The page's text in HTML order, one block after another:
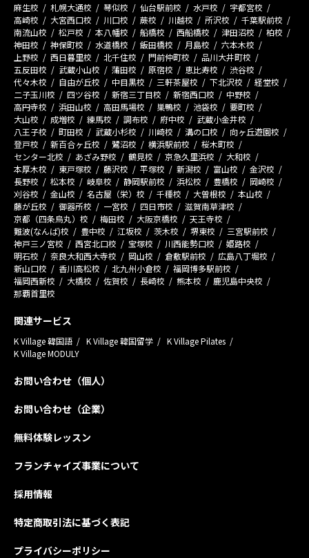
麻生校 札幌大通校 琴似校 仙台駅前校 水戸校
宇都宮校
高崎校
大宮西口校 川口校 蕨校 川越校 所沢校
千葉駅前校
南流山校
松戸校 本八幡校 船橋校 西船橋校 津田沼校
柏校
神田校
神保町校 水道橋校 飯田橋校 月島校
六本木校
上野校
西日暮里校 北千住校 門前仲町校
品川大井町校
五反田校
武蔵小山校 蒲田校 原宿校 恵比寿校
渋谷校
代々木校
自由が丘校 中目黒校 三軒茶屋校 下北沢校
経堂校
二子玉川校
四ツ谷校 新宿三丁目校 新宿西口校
中野校
高円寺校
浜田山校 高田馬場校 巣鴨校 池袋校
要町校
大山校
成増校 練馬校 調布校 府中校
武蔵小金井校
八王子校
町田校 武蔵小杉校 川崎校 溝の口校
向ヶ丘遊園校
登戸校
新百合ヶ丘校 鷺沼校 横浜駅前校
桜木町校
センター北校
あざみ野校 鶴見校 京急久里浜校
大和校
本厚木校
東戸塚校 藤沢校 平塚校 新潟校 富山校
金沢校
長野校
松本校 岐阜校 静岡駅前校 浜松校 豊橋校
岡崎校
刈谷校
金山校 名古屋（栄）校 千種校 大曽根校
本山校
藤が丘校
御器所校 一宮校 四日市校
滋賀南草津校
京都（四条烏丸）校
梅田校 大阪京橋校
天王寺校
難波(なんば)校
豊中校 江坂校 茨木校 堺東校
三宮駅前校
神戸三ノ宮校
西宮北口校 宝塚校 川西能勢口校
姫路校
明石校
奈良大和西大寺校 岡山校 倉敷駅前校
広島八丁堀校
新山口校
香川高松校 北九州小倉校
福岡博多駅前校
福岡西新校
大橋校 佐賀校 長崎校 熊本校
鹿児島中央校
那覇首里校
関連サービス
K Village 韓国語 K Village 韓国留学
K Village Pilates
K Village MODULY
お問い合わせ（個人）
お問い合わせ（企業）
無料体験レッスン
フランチャイズ事業について
採用情報
特定商取引法に基づく表記
プライバシーポリシー